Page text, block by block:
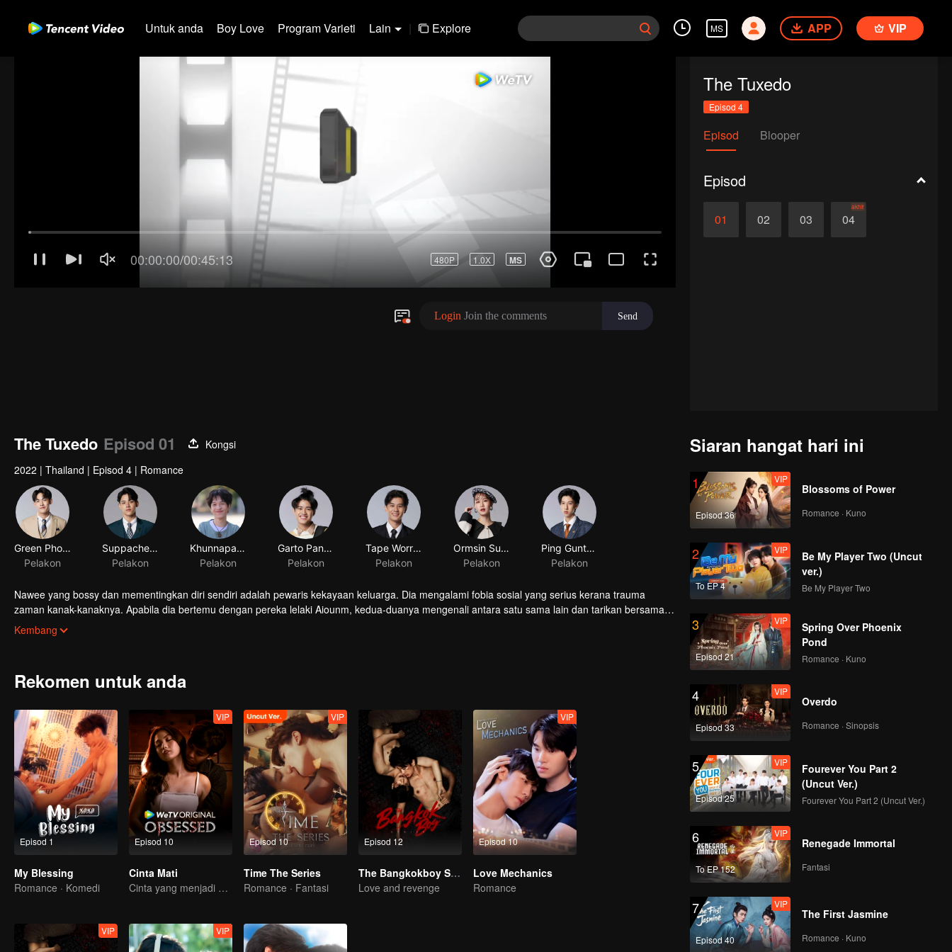
Untuk anda Boy Love Program Varieti Lain | Explore MS APP VIP
The Tuxedo
Episod 4
Episod Blooper
Episod
01 02 03 04
akhir
The Tuxedo Episod 01
Kongsi
2022 | Thailand | Episod 4 | Romance
Green Phongsathorn Padungktiwong
Pelakon
Suppacheep Chanapai
Pelakon
Khunnapat Pichetworawut
Pelakon
Nawee yang bossy dan mementingkan diri sendiri adalah pewaris kekayaan keluarga. Dia mengalami fobia sosial yang serius kerana trauma
zaman kanak-kanaknya. Apabila dia bertemu dengan pereka lelaki Aiounm, kedua-duanya mengenali antara satu sama lain dan tarikan bersama
menjadi tidak dapat dinafikan. Percintaan mereka bermula...
Kembang
Rekomen untuk anda
Episod 1
My Blessing
Romance · Komedi
Episod 10
VIP
Cinta Mati
Cinta yang menjadi obsesi
Episod 10
VIP
Time The Series
Romance · Fantasi
Episod 12
The Bangkokboy Series
Love and revenge
Episod 10
VIP
Love Mechanics
Romance
VIP VIP
Siaran hangat hari ini
1
Episod 36
VIP
Blossoms of Power
Romance · Kuno
2
To EP 4
VIP
Be My Player Two (Uncut
ver.)
Be My Player Two
3
Episod 21
VIP
Spring Over Phoenix
Pond
Romance · Kuno
4
Episod 33
VIP
Overdo
Romance · Sinopsis
5
Episod 25
VIP
Fourever You Part 2
(Uncut Ver.)
Fourever You Part 2 (Uncut Ver.)
6
To EP 152
VIP
Renegade Immortal
Fantasi
7
Episod 40
VIP
The First Jasmine
Romance · Kuno